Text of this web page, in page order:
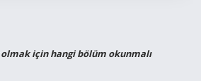
için hangi bölüm okunmalı